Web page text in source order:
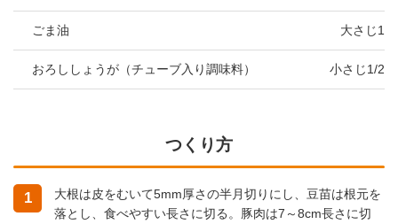
ごま油 大さじ1
おろししょうが（チューブ入り調味料） 小さじ1/2
つくり方
1
大根は皮をむいて5mm厚さの半月切りにし、豆苗は根元を
落とし、食べやすい長さに切る。豚肉は7～8cm長さに切